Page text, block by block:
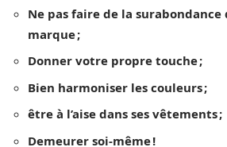
Ne pas faire de la surabondance
marque ;
Donner votre propre touche ;
Bien harmoniser les couleurs ;
être à l’aise dans ses vêtements ;
Demeurer soi-même !